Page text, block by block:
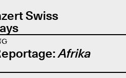
Swiss
Afrika